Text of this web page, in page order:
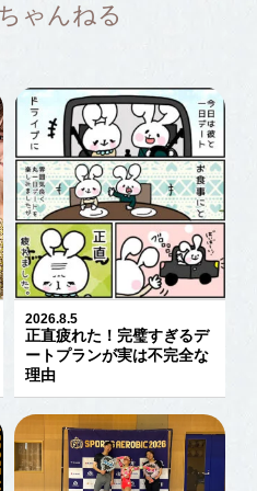
ゃんねる
2026.8.5
正直疲れた！完璧すぎるデ
ートプランが実は不完全な
理由